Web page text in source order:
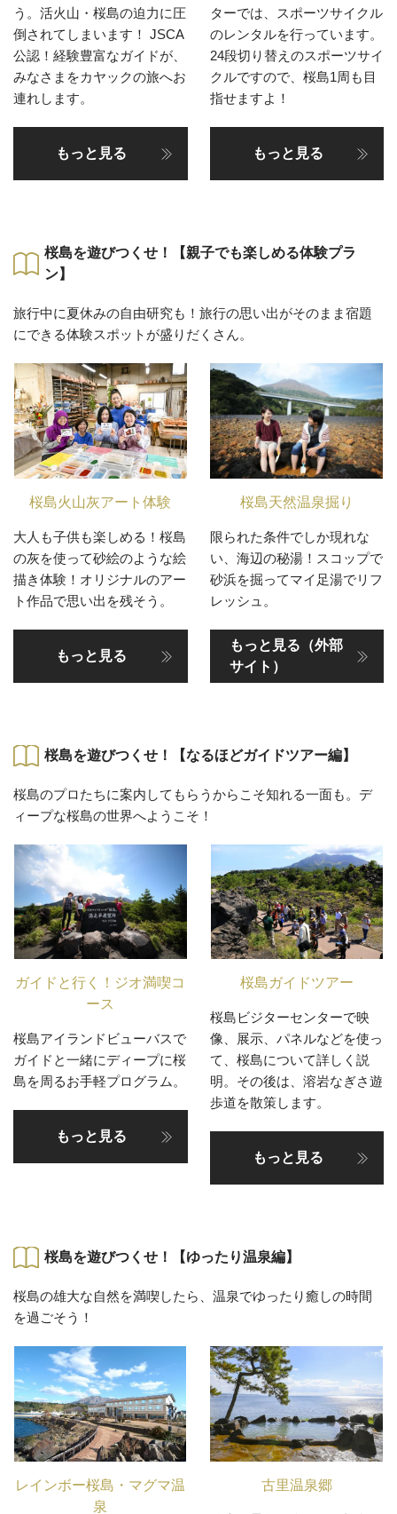
う。活火山・桜島の迫力に圧
倒されてしまいます！ JSCA
公認！経験豊富なガイドが、
みなさまをカヤックの旅へお
連れします。
もっと見る
ターでは、スポーツサイクル
のレンタルを行っています。
24段切り替えのスポーツサイ
クルですので、桜島1周も目
指せますよ！
もっと見る
桜島を遊びつくせ！【親子でも楽しめる体験プラ
ン】
旅行中に夏休みの自由研究も！旅行の思い出がそのまま宿題
にできる体験スポットが盛りだくさん。
桜島火山灰アート体験
大人も子供も楽しめる！桜島
の灰を使って砂絵のような絵
描き体験！オリジナルのアー
ト作品で思い出を残そう。
もっと見る
桜島天然温泉掘り
限られた条件でしか現れな
い、海辺の秘湯！スコップで
砂浜を掘ってマイ足湯でリフ
レッシュ。
もっと見る（外部
サイト）
桜島を遊びつくせ！【なるほどガイドツアー編】
桜島のプロたちに案内してもらうからこそ知れる一面も。デ
ィープな桜島の世界へようこそ！
ガイドと行く！ジオ満喫コ
ース
桜島アイランドビューバスで
ガイドと一緒にディープに桜
島を周るお手軽プログラム。
もっと見る
桜島ガイドツアー
桜島ビジターセンターで映
像、展示、パネルなどを使っ
て、桜島について詳しく説
明。その後は、溶岩なぎさ遊
歩道を散策します。
もっと見る
桜島を遊びつくせ！【ゆったり温泉編】
桜島の雄大な自然を満喫したら、温泉でゆったり癒しの時間
を過ごそう！
レインボー桜島・マグマ温
泉
古里温泉郷